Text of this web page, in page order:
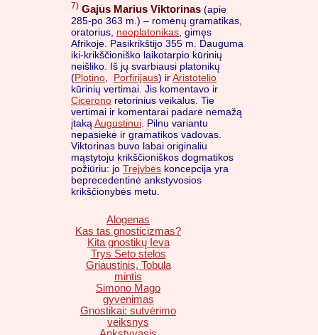
7) Gajus Marius Viktorinas (apie
285-po 363 m.) – romėnų gramatikas,
oratorius, neoplatonikas , gimęs
Afrikoje. Pasikrikštijo 355 m. Dauguma
iki-krikščioniško laikotarpio kūrinių
neišliko. Iš jų svarbiausi platonikų
(Plotino Porfirijaus) irAristotelio
kūrinių vertimai. Jis komentavo ir
Cicerono retorinius veikalus. Tie
vertimai ir komentarai padarė nemažą
įtaką Augustinui . Pilnu variantu
nepasiekė ir gramatikos vadovas.
Viktorinas buvo labai originaliu
mąstytoju krikščioniškos dogmatikos
požiūriu: jo Trejybės koncepcija yra
beprecedentinė ankstyvosios
krikščionybės metu.
Alogenas
Kas tas gnosticizmas?
Kita gnostikų Ieva
Trys Seto stelos
Griaustinis, Tobula
mintis
Simono Mago
gyvenimas
Gnostikai: sutvėrimo
veiksnys